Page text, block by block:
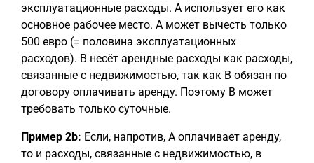
эксплуатационные расходы. A использует его как
основное рабочее место. A может вычесть только
500 евро (= половина эксплуатационных
расходов). B несёт арендные расходы как расходы,
связанные с недвижимостью, так как B обязан по
договору оплачивать аренду. Поэтому B может
требовать только суточные.
Пример 2b: Если, напротив, A оплачивает аренду,
то и расходы, связанные с недвижимостью, в